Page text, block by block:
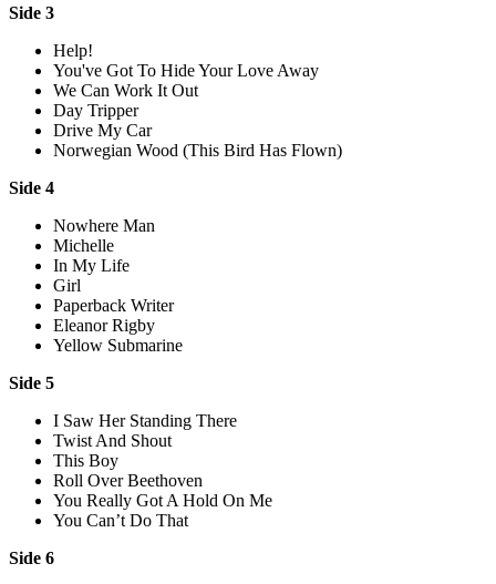
Side 3
Help!
You've Got To Hide Your Love Away
We Can Work It Out
Day Tripper
Drive My Car
Norwegian Wood (This Bird Has Flown)
Side 4
Nowhere Man
Michelle
In My Life
Girl
Paperback Writer
Eleanor Rigby
Yellow Submarine
Side 5
I Saw Her Standing There
Twist And Shout
This Boy
Roll Over Beethoven
You Really Got A Hold On Me
You Can’t Do That
Side 6